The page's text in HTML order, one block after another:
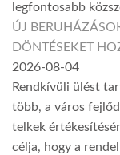
legfontosabb
ÚJ
DÖNTÉSEKET
2026-08-04
Rendkívüli ülést
több, a város
telkek
célja, hogy a